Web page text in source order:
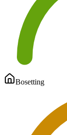
Bosetting